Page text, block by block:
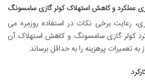
عملکرد و کاهش استهلاک کولر گازی سامسونگ
رعایت برخی نکات در استفاده روزمره می
کولر گازی سامسونگ و کاهش استهلاک آن
تعمیرات پرهزینه را به حداقل برساند.